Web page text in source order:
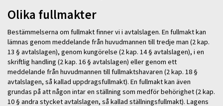
Olika fullmakter
Bestämmelserna om fullmakt finner vi i avtalslagen. En fullmakt kan
lämnas genom meddelande från huvudmannen till tredje man (2 kap.
13 § avtalslagen), genom kungörelse (2 kap. 14 § avtalslagen), i en
skriftlig handling (2 kap. 16 § avtalslagen) eller genom ett
meddelande från huvudmannen till fullmaktshavaren (2 kap. 18 §
avtalslagen, så kallad uppdragsfullmakt). En fullmakt kan även
grundas på att någon intar en ställning som medför behörighet (2 kap.
10 § andra stycket avtalslagen, så kallad ställningsfullmakt). Lagens